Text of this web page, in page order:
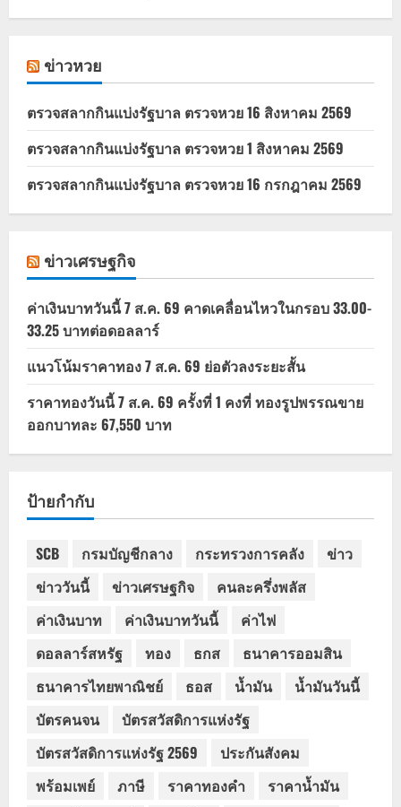
ข่าวหวย
ตรวจสลากกินแบ่งรัฐบาล ตรวจหวย 16 สิงหาคม 2569
ตรวจสลากกินแบ่งรัฐบาล ตรวจหวย 1 สิงหาคม 2569
ตรวจสลากกินแบ่งรัฐบาล ตรวจหวย 16 กรกฎาคม 2569
ข่าวเศรษฐกิจ
ค่าเงินบาทวันนี้ 7 ส.ค. 69 คาดเคลื่อนไหวในกรอบ 33.00-
33.25 บาทต่อดอลลาร์
แนวโน้มราคาทอง 7 ส.ค. 69 ย่อตัวลงระยะสั้น
ราคาทองวันนี้ 7 ส.ค. 69 ครั้งที่ 1 คงที่ ทองรูปพรรณขาย
ออกบาทละ 67,550 บาท
ป้ายกำกับ
SCB กรมบัญชีกลาง กระทรวงการคลัง
ข่าว
ข่าววันนี้
ข่าวเศรษฐกิจ
คนละครึ่งพลัส
ค่าเงินบาท
ค่าเงินบาทวันนี้
ค่าไฟ
ดอลลาร์สหรัฐ
ทอง ธกส
ธนาคารออมสิน
ธนาคารไทยพาณิชย์
ธอส น้ำมัน
น้ำมันวันนี้
บัตรคนจน
บัตรสวัสดิการแห่งรัฐ
บัตรสวัสดิการแห่งรัฐ 2569
ประกันสังคม
พร้อมเพย์
ภาษี ราคาทองคำ
ราคาน้ำมัน